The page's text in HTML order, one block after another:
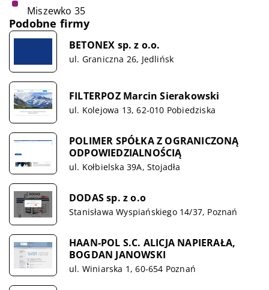
Miszewko 35
Podobne firmy
BETONEX sp. z o.o.
ul. Graniczna 26, Jedlińsk
FILTERPOZ Marcin Sierakowski
ul. Kolejowa 13, 62-010 Pobiedziska
POLIMER SPÓŁKA Z OGRANICZONĄ
ODPOWIEDZIALNOŚCIĄ
ul. Kołbielska 39A, Stojadła
DODAS sp. z o.o
Stanisława Wyspiańskiego 14/37, Poznań
HAAN-POL S.C. ALICJA NAPIERAŁA,
BOGDAN JANOWSKI
ul. Winiarska 1, 60-654 Poznań